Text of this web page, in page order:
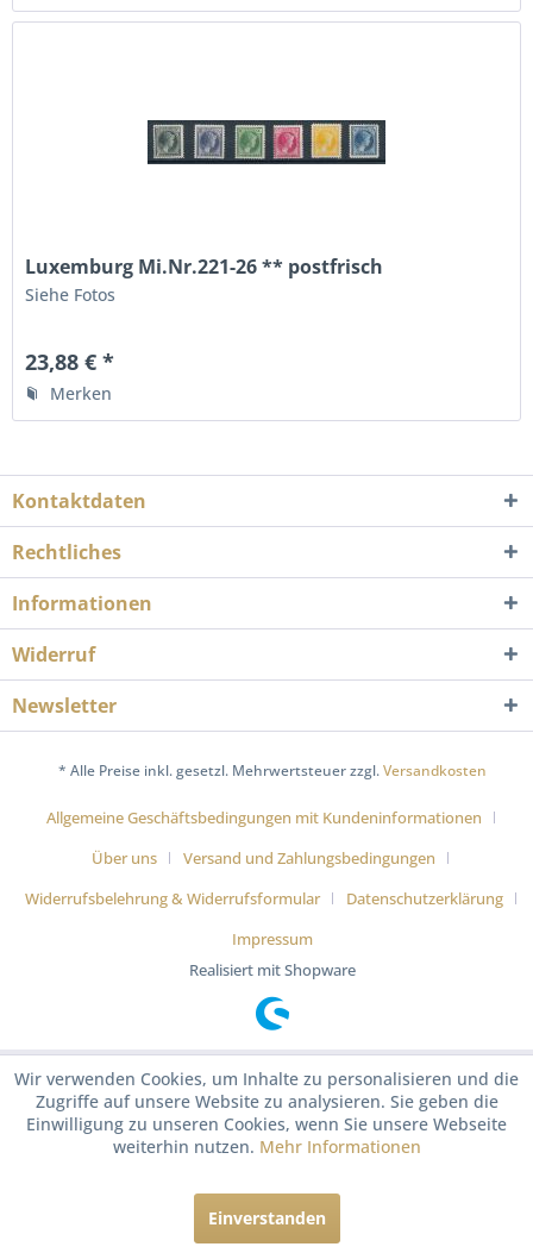
Luxemburg Mi.Nr.221-26 ** postfrisch
Siehe Fotos
23,88 € *
Merken
Kontaktdaten
Rechtliches
Informationen
Widerruf
Newsletter
* Alle Preise inkl. gesetzl. Mehrwertsteuer zzgl.Versandkosten
Allgemeine Geschäftsbedingungen mit Kundeninformationen
Über uns
Versand und Zahlungsbedingungen
Widerrufsbelehrung & Widerrufsformular
Datenschutzerklärung
Impressum
Realisiert mit Shopware
Wir verwenden Cookies, um Inhalte zu personalisieren und die
Zugriffe auf unsere Website zu analysieren. Sie geben die
Einwilligung zu unseren Cookies, wenn Sie unsere Webseite
weiterhin nutzen. Mehr Informationen
Einverstanden